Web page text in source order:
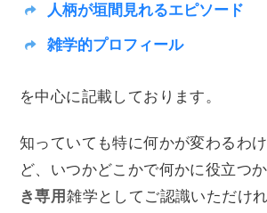
人柄が垣間見れるエピソード
雑学的プロフィール
を中心に記載しております。
知っていても特に何かが変わるわ
ど、いつかどこかで何かに役立つ
き専用 雑学としてご認識いただけ